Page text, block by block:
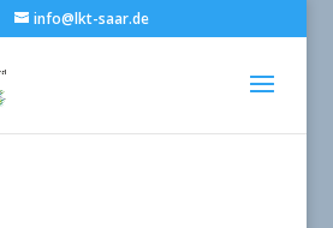
info@lkt-saar.de